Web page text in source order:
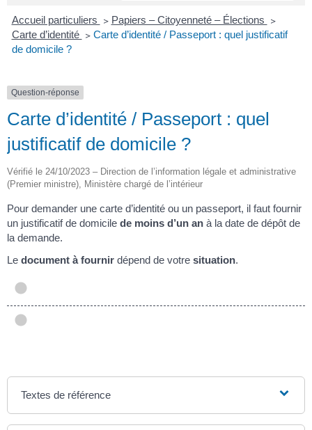
Accueil particuliers > Papiers – Citoyenneté – Élections >
Carte d’identité > Carte d’identité / Passeport : quel justificatif
de domicile ?
Question-réponse
Carte d’identité / Passeport : quel
justificatif de domicile ?
Vérifié le 24/10/2023 – Direction de l’information légale et administrative
(Premier ministre), Ministère chargé de l’intérieur
Pour demander une carte d’identité ou un passeport, il faut fournir
un justificatif de domicile de moins d’un an à la date de dépôt de
la demande.
Le document à fournir dépend de votre situation.
Textes de référence